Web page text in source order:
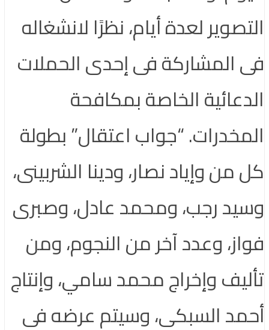
التصوير لعدة أيام، نظرًا لانشغاله
فى المشاركة فى إحدى الحملات
الدعائية الخاصة بمكافحة
المخدرات. “جواب اعتقال” بطولة
كل من وإياد نصار، ودينا الشربينى،
وسيد رجب، ومحمد عادل، وصبرى
فواز، وعدد آخر من النجوم، ومن
تأليف وإخراج محمد سامي، وإنتاج
أحمد السبكى، وسيتم عرضه فى